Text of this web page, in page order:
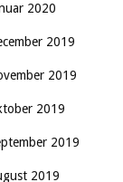
2020
2019
2019
2019
2019
2019